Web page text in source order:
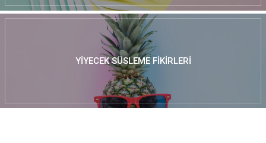
YIYECEK SÜSLEME FIKIRLERI